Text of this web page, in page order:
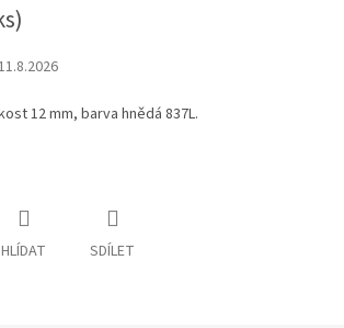
12 mm, barva hnědá 837L.
HLÍDAT SDÍLET